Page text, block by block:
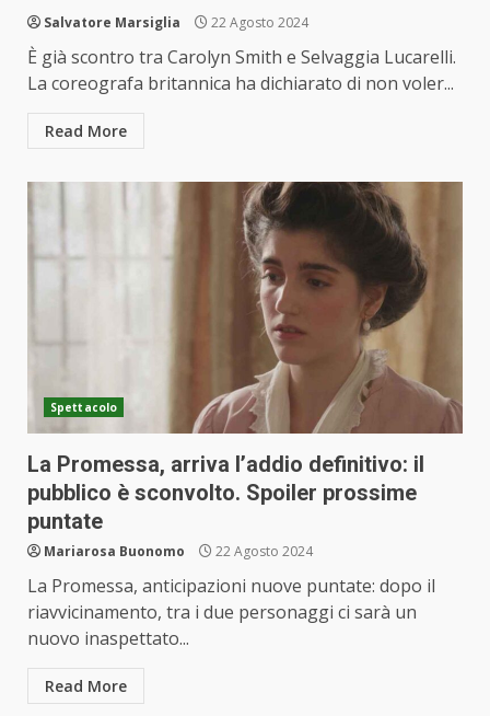
Salvatore Marsiglia 22 Agosto 2024
È già scontro tra Carolyn Smith e Selvaggia Lucarelli.
La coreografa britannica ha dichiarato di non voler...
Read More
Spettacolo
La Promessa, arriva l’addio definitivo: il
pubblico è sconvolto. Spoiler prossime
puntate
Mariarosa Buonomo 22 Agosto 2024
La Promessa, anticipazioni nuove puntate: dopo il
riavvicinamento, tra i due personaggi ci sarà un
nuovo inaspettato...
Read More